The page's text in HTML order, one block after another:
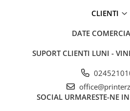
Conectori & mufe retea
Injectoare PoE
CLIENTI
DATE
SUPORT CLIENTI LUNI -
SOCIAL URMARESTE-NE